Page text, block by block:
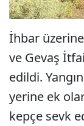
İhbar
ve Gevaş
edildi.
yerine ek
kepçe sevk